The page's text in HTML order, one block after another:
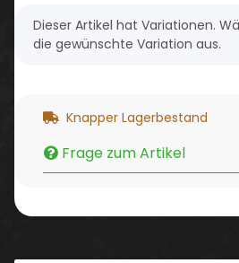
x
Dieser Artikel hat Variationen.
die gewünschte Variation aus.
Knapper Lagerbestand
Frage zum Artikel